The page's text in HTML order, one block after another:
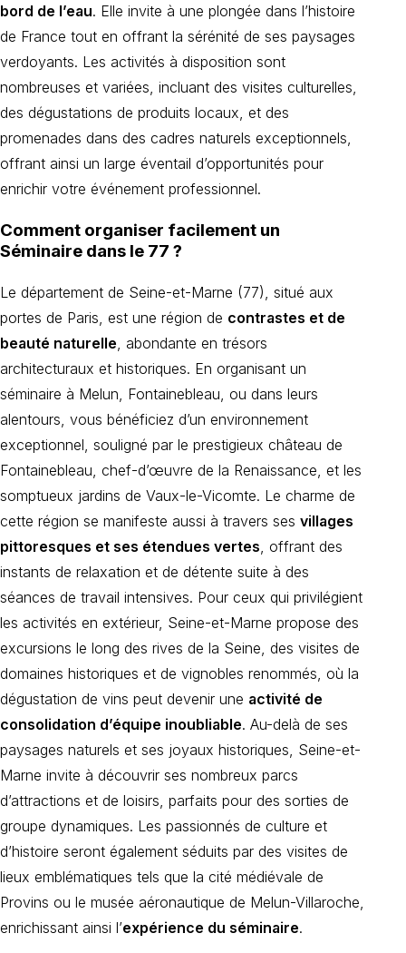
bord de l’eau. Elle invite à une plongée dans l’histoire
de France tout en offrant la sérénité de ses paysages
verdoyants. Les activités à disposition sont
nombreuses et variées, incluant des visites culturelles,
des dégustations de produits locaux, et des
promenades dans des cadres naturels exceptionnels,
offrant ainsi un large éventail d’opportunités pour
enrichir votre événement professionnel.
Comment organiser facilement un
Séminaire dans le 77 ?
Le département de Seine-et-Marne (77), situé aux
portes de Paris, est une région de contrastes et de
beauté naturelle , abondante en trésors
architecturaux et historiques. En organisant un
séminaire à Melun, Fontainebleau, ou dans leurs
alentours, vous bénéficiez d’un environnement
exceptionnel, souligné par le prestigieux château de
Fontainebleau, chef-d’œuvre de la Renaissance, et les
somptueux jardins de Vaux-le-Vicomte. Le charme de
cette région se manifeste aussi à travers ses villages
pittoresques et ses étendues vertes , offrant des
instants de relaxation et de détente suite à des
séances de travail intensives. Pour ceux qui privilégient
les activités en extérieur, Seine-et-Marne propose des
excursions le long des rives de la Seine, des visites de
domaines historiques et de vignobles renommés, où la
dégustation de vins peut devenir une activité de
consolidation d’équipe inoubliable. Au-delà de ses
paysages naturels et ses joyaux historiques, Seine-et-
Marne invite à découvrir ses nombreux parcs
d’attractions et de loisirs, parfaits pour des sorties de
groupe dynamiques. Les passionnés de culture et
d’histoire seront également séduits par des visites de
lieux emblématiques tels que la cité médiévale de
Provins ou le musée aéronautique de Melun-Villaroche,
enrichissant ainsi l’expérience du séminaire.